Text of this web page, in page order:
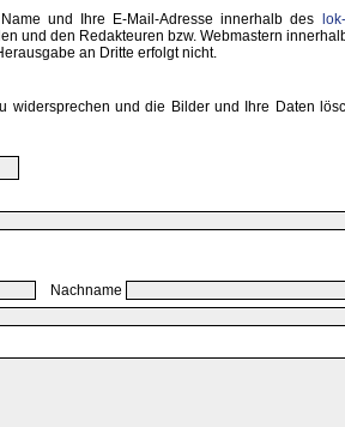
und Ihre E-Mail-Adresse innerhalb des
und den Redakteuren bzw. Webmastern
an Dritte erfolgt nicht.
widersprechen und die Bilder und Ihre Daten
Nachname